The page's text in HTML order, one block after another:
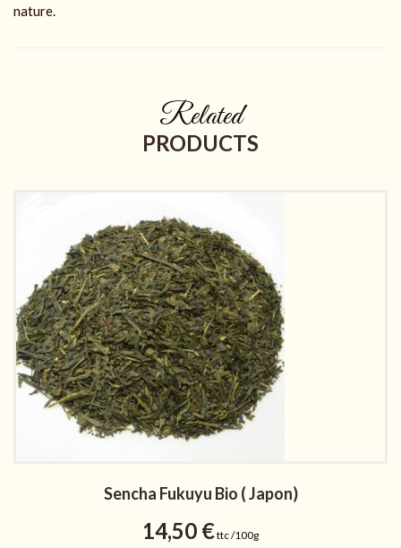
nature.
Related
PRODUCTS
Sencha Fukuyu Bio ( Japon)
14,50 €ttc /100g